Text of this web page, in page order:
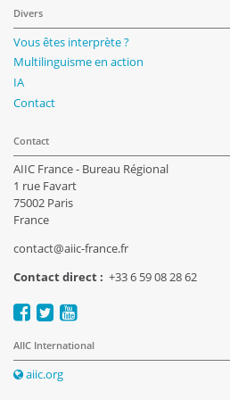
Divers
Vous êtes interprète ?
Multilinguisme en action
IA
Contact
Contact
AIIC France - Bureau Régional
1 rue Favart
75002 Paris
France
contact@aiic-france.fr
Contact direct : +33 6 59 08 28 62
AIIC International
aiic.org